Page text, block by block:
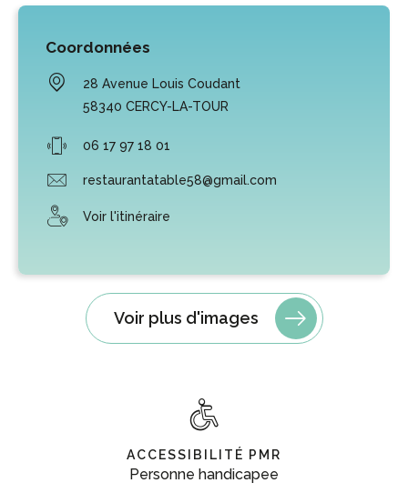
Coordonnées
28 Avenue Louis Coudant
58340 CERCY-LA-TOUR
06 17 97 18 01
restaurantatable58@gmail.com
Voir l'itinéraire
Voir plus d'images
ACCESSIBILITÉ PMR
Personne handicapee